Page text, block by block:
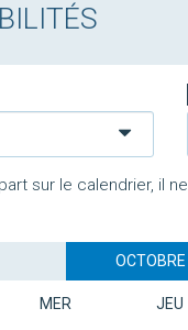
sur le calendrier, il
MER JEU